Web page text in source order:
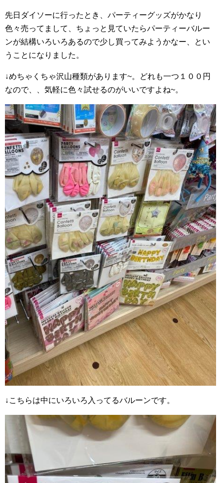
先日ダイソーに行ったとき、パーティーグッズがかなり
色々売ってまして、ちょっと見ていたらパーティーバルー
ンが結構いろいろあるので少し買ってみようかなー、とい
うことになりました。
↓めちゃくちゃ沢山種類があります~。どれも一つ１００円
なので、、気軽に色々試せるのがいいですよね~。
↓こちらは中にいろいろ入ってるバルーンです。